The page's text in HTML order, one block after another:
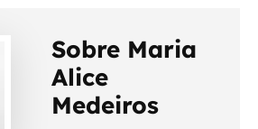
Sobre Maria
Alice
Medeiros